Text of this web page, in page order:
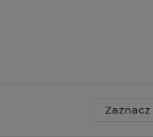
Zaznacz